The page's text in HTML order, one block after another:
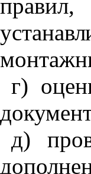
г)
д)